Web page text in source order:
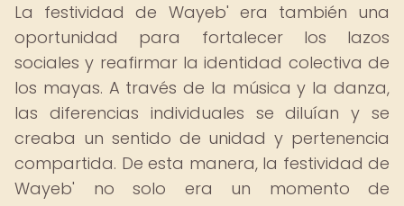
La festividad de Wayeb' era también una
oportunidad para fortalecer los lazos
sociales y reafirmar la identidad colectiva de
los mayas. A través de la música y la danza,
las diferencias individuales se diluían y se
creaba un sentido de unidad y pertenencia
compartida. De esta manera, la festividad de
Wayeb' no solo era un momento de